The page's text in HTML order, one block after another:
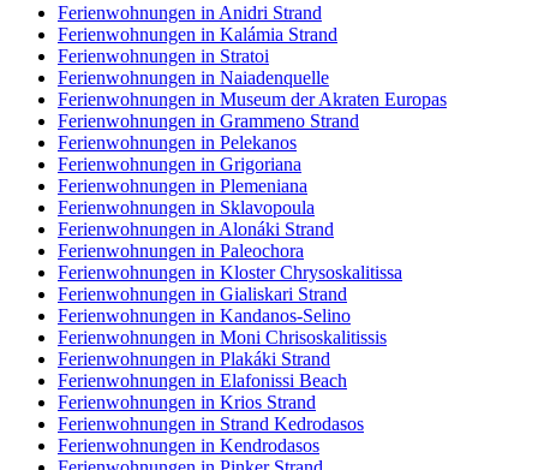
Ferienwohnungen in Anidri Strand
Ferienwohnungen in Kalámia Strand
Ferienwohnungen in Stratoi
Ferienwohnungen in Naiadenquelle
Ferienwohnungen in Museum der Akraten Europas
Ferienwohnungen in Grammeno Strand
Ferienwohnungen in Pelekanos
Ferienwohnungen in Grigoriana
Ferienwohnungen in Plemeniana
Ferienwohnungen in Sklavopoula
Ferienwohnungen in Alonáki Strand
Ferienwohnungen in Paleochora
Ferienwohnungen in Kloster Chrysoskalitissa
Ferienwohnungen in Gialiskari Strand
Ferienwohnungen in Kandanos-Selino
Ferienwohnungen in Moni Chrisoskalitissis
Ferienwohnungen in Plakáki Strand
Ferienwohnungen in Elafonissi Beach
Ferienwohnungen in Krios Strand
Ferienwohnungen in Strand Kedrodasos
Ferienwohnungen in Kendrodasos